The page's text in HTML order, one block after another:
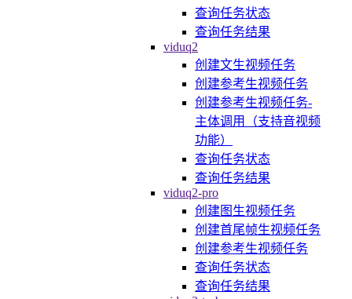
查询任务状态
查询任务结果
viduq2
创建文生视频任务
创建参考生视频任务
创建参考生视频任务-
主体调用（支持音视频
功能）
查询任务状态
查询任务结果
viduq2-pro
创建图生视频任务
创建首尾帧生视频任务
创建参考生视频任务
查询任务状态
查询任务结果